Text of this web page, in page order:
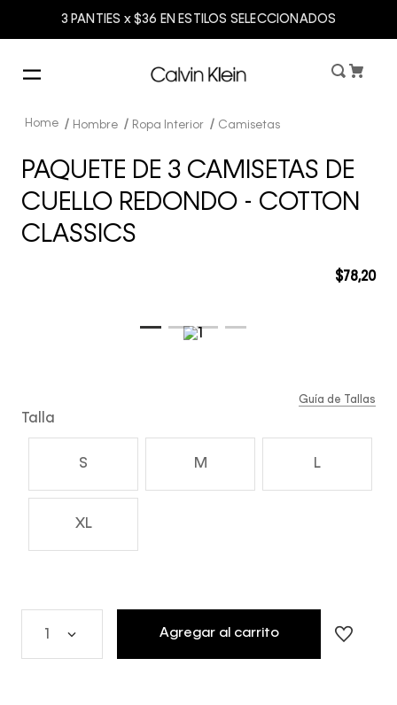
3 PANTIES x $36 EN ESTILOS SELECCIONADOS
Hombre Ropa Interior Camisetas
PAQUETE DE 3 CAMISETAS DE
CUELLO REDONDO - COTTON
CLASSICS
$78,20
Talla
S M L
XL
Guía de Tallas
Agregar al carrito